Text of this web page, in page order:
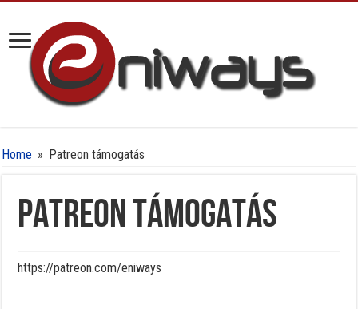
Home » Patreon támogatás
Patreon támogatás
https://patreon.com/eniways